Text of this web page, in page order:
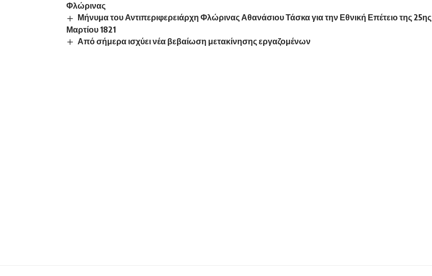
Φλώρινας
Μήνυμα του Αντιπεριφερειάρχη Φλώρινας Αθανάσιου Τάσκα για την Εθνική Επέτειο της 25ης
Μαρτίου 1821
Από σήμερα ισχύει νέα βεβαίωση μετακίνησης εργαζομένων